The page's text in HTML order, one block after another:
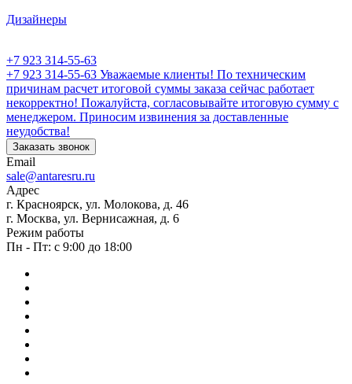
Дизайнеры
+7 923 314-55-63
+7 923 314-55-63 Уважаемые клиенты! По техническим
причинам расчет итоговой суммы заказа сейчас работает
некорректно! Пожалуйста, согласовывайте итоговую сумму с
менеджером. Приносим извинения за доставленные
неудобства!
Заказать звонок
Email
sale@antaresru.ru
Адрес
г. Красноярск, ул. Молокова, д. 46
г. Москва, ул. Вернисажная, д. 6
Режим работы
Пн - Пт: с 9:00 до 18:00